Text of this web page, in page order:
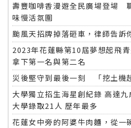
壽豐咖啡香漫遊全民廣場登場
味慢活氛圍
颱風天招牌掉落砸車，律師告訴
2023年花蓮縣第10屆夢想起飛
拿下第一名與第二名
災後堅守到最後一刻 「挖土機
大學獨立招生海星創紀錄 高達
大學錄取21人 歷年最多
花蓮女中旁的阿婆牛肉麵，從一